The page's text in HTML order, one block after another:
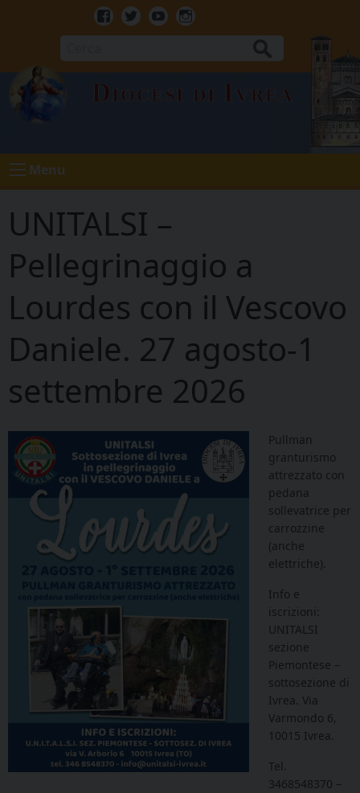
Facebook
TwitterYoutubeInstagram
Diocesi di Ivrea
Menu
UNITALSI –
Pellegrinaggio a
Lourdes con il Vescovo
Daniele. 27 agosto-1
settembre 2026
Pullman
granturismo
attrezzato con
pedana
sollevatrice per
carrozzine
(anche
elettriche).
Info e
iscrizioni:
UNITALSI
sezione
Piemontese –
sottosezione di
Ivrea. Via
Varmondo 6,
10015 Ivrea.
Tel.
3468548370 –